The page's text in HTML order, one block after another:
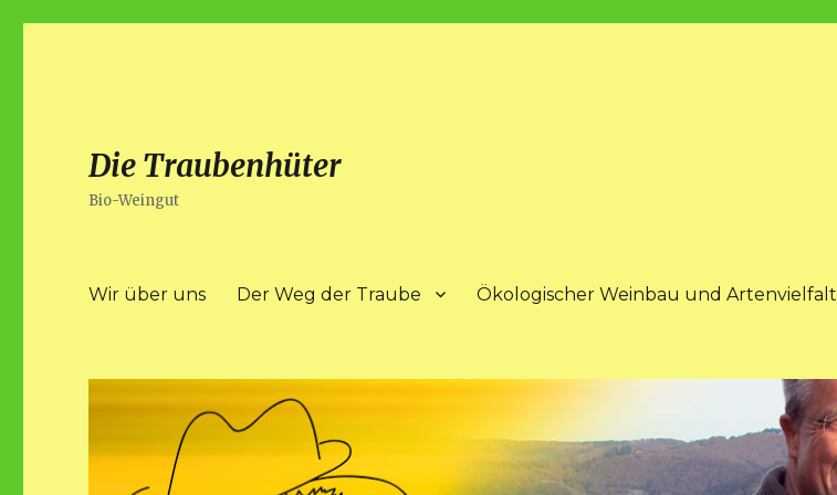
Die Traubenhüter
Bio-Weingut
Wir über uns Der Weg der Traube Ökologischer Weinbau und Artenvielfalt